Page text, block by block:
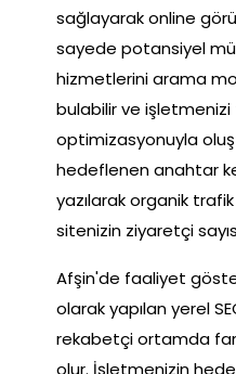
sağlayarak online
sayede potansiyel
hizmetlerini arama
bulabilir ve işletmenizi
optimizasyonuyla
hedeflenen anahtar
yazılarak organik
sitenizin ziyaretçi
Afşin'de faaliyet
olarak yapılan yerel
rekabetçi ortamda
olur. İşletmenizin